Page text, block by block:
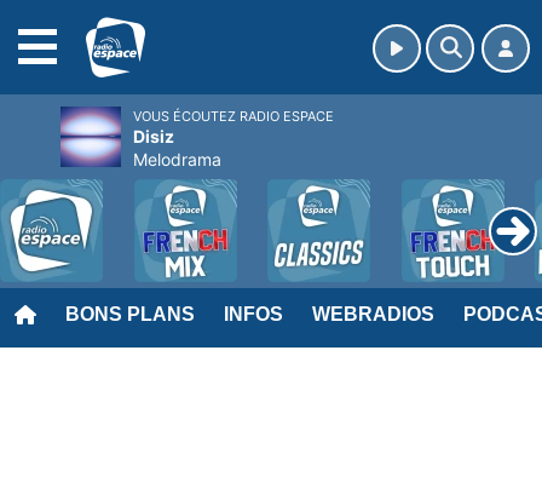
BONS PLANS INFOS WEBRADIOS
VOUS ÉCOUTEZ RADIO ESPACE
Disiz
Melodrama